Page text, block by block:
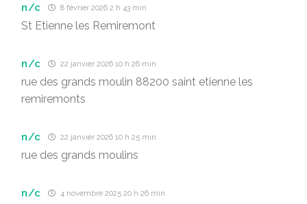
n/c 8 février 2026 2 h 43 min
St Etienne les Remiremont
n/c 22 janvier 2026 10 h 26 min
rue des grands moulin 88200 saint etienne les
remiremonts
n/c 22 janvier 2026 10 h 25 min
rue des grands moulins
n/c 4 novembre 2025 20 h 26 min